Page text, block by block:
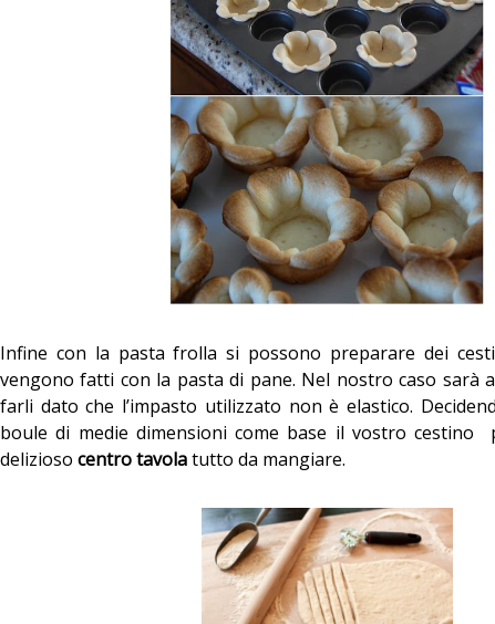
Infine con la pasta frolla si possono preparare dei
vengono fatti con la pasta di pane. Nel nostro caso sarà
farli dato che l’impasto utilizzato non è elastico.
boule di medie dimensioni come base il vostro cestino
delizioso centro tavolatutto da mangiare.